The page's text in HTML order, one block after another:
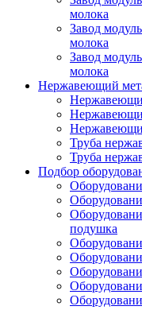
молока
Завод
молока
Завод
молока
Нержавеющий
Труба
Труба
Подбор
подушка